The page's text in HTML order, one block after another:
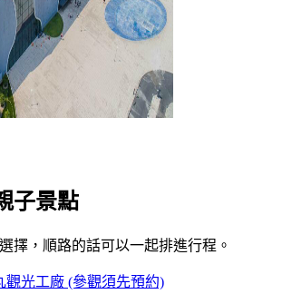
子景點
擇，順路的話可以一起排進行程。
觀光工廠 (參觀須先預約)